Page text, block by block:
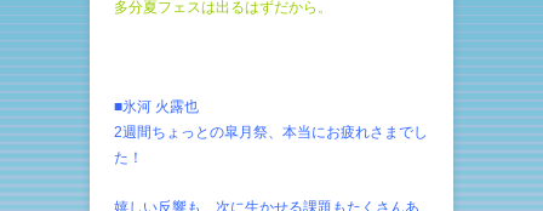
多分夏フェスは出るはずだから。
■氷河 火露也
2週間ちょっとの皐月祭、本当にお疲れさまでし
た！
嬉しい反響も、次に生かせる課題もたくさんあ